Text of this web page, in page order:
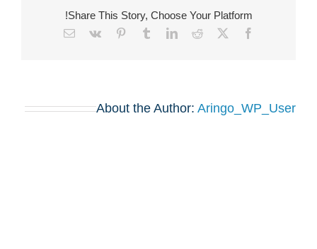
Share This Story, Choose Your Platform!
Facebook
X
Reddit
LinkedIn
Tumblr
Pinterest
Vk
Email
About the Author: Aringo_WP_User